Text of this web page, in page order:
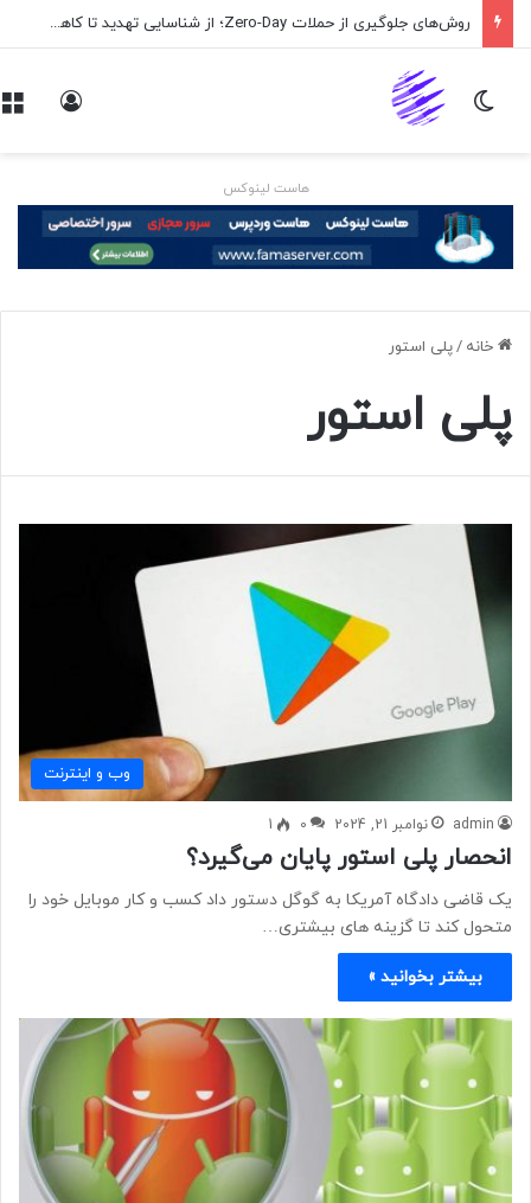
روش‌های جلوگیری از حملات Zero-Day؛ از شناسایی تهدید تا کاهش ریسک
تغییر پوسته
هاست لینوکس
خانه /پلی استور
پلی استور
وب و اينترنت
admin نوامبر 21, 2024 0
1
انحصار پلی استور پایان می‌گیرد؟
یک قاضی دادگاه آمریکا به گوگل دستور داد کسب و کار موبایل خود را
متحول کند تا گزینه های بیشتری…
بیشتر بخوانید »